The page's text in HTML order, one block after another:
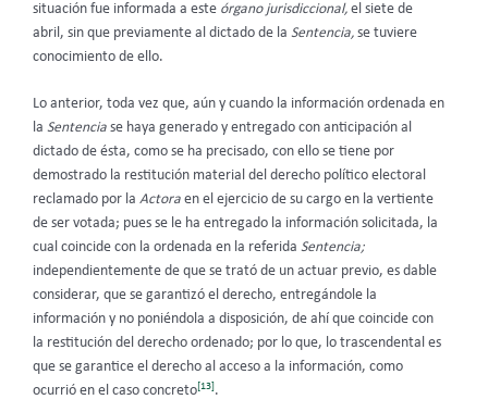
situación fue informada a este órgano jurisdiccional, el siete de
abril, sin que previamente al dictado de la Sentencia, se tuviere
conocimiento de ello.
Lo anterior, toda vez que, aún y cuando la información ordenada en
la Sentencia se haya generado y entregado con anticipación al
dictado de ésta, como se ha precisado, con ello se tiene por
demostrado la restitución material del derecho político electoral
reclamado por la Actora en el ejercicio de su cargo en la vertiente
de ser votada; pues se le ha entregado la información solicitada, la
cual coincide con la ordenada en la referida Sentencia;
independientemente de que se trató de un actuar previo, es dable
considerar, que se garantizó el derecho, entregándole la
información y no poniéndola a disposición, de ahí que coincide con
la restitución del derecho ordenado; por lo que, lo trascendental es
que se garantice el derecho al acceso a la información, como
ocurrió en el caso concreto[13].